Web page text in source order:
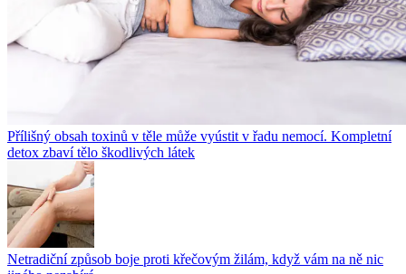
Přílišný obsah toxinů v těle může vyústit v řadu nemocí. Kompletní
detox zbaví tělo škodlivých látek
Netradiční způsob boje proti křečovým žilám, když vám na ně nic